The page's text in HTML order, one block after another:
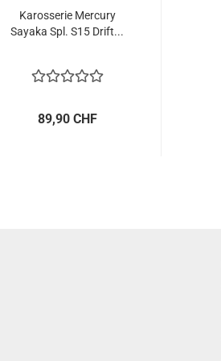
Karosserie Mercury
Sayaka Spl. S15 Drift...
89,90 CHF